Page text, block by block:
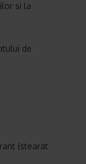
si la
de
(stearat